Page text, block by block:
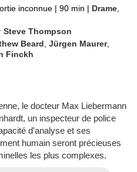
inconnue | 90 min | Drame
Steve Thompson
Beard ,Jürgen Maurer,
Finckh
le docteur Max Liebermann
un inspecteur de police
d'analyse et ses
humain seront précieuses
les plus complexes.